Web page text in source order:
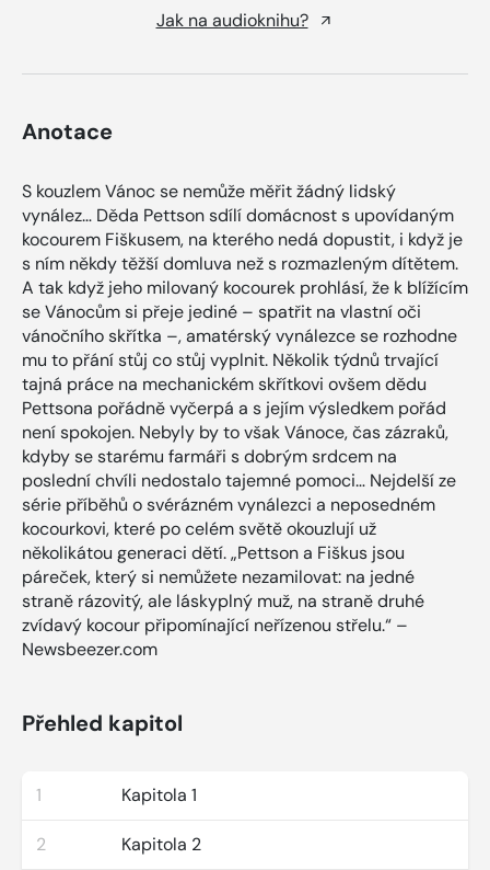
Jak na audioknihu?
Anotace
S kouzlem Vánoc se nemůže měřit žádný lidský
vynález… Děda Pettson sdílí domácnost s upovídaným
kocourem Fiškusem, na kterého nedá dopustit, i když je
s ním někdy těžší domluva než s rozmazleným dítětem.
A tak když jeho milovaný kocourek prohlásí, že k blížícím
se Vánocům si přeje jediné – spatřit na vlastní oči
vánočního skřítka –, amatérský vynálezce se rozhodne
mu to přání stůj co stůj vyplnit. Několik týdnů trvající
tajná práce na mechanickém skřítkovi ovšem dědu
Pettsona pořádně vyčerpá a s jejím výsledkem pořád
není spokojen. Nebyly by to však Vánoce, čas zázraků,
kdyby se starému farmáři s dobrým srdcem na
poslední chvíli nedostalo tajemné pomoci… Nejdelší ze
série příběhů o svérázném vynálezci a neposedném
kocourkovi, které po celém světě okouzlují už
několikátou generaci dětí. „Pettson a Fiškus jsou
páreček, který si nemůžete nezamilovat: na jedné
straně rázovitý, ale láskyplný muž, na straně druhé
zvídavý kocour připomínající neřízenou střelu.“ –
Newsbeezer.com
Přehled kapitol
1 Kapitola 1
2 Kapitola 2